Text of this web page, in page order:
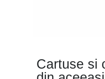
Cartuse si